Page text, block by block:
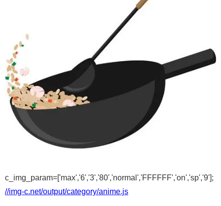
c_img_param=['max','6','3','80','normal','FFFFFF','on','sp','9'];
//img-c.net/output/category/anime.js